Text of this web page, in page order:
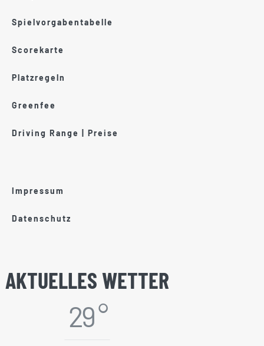
Spielvorgabentabelle
Scorekarte
Platzregeln
Greenfee
Driving Range | Preise
Impressum
Datenschutz
AKTUELLES WETTER
29 °